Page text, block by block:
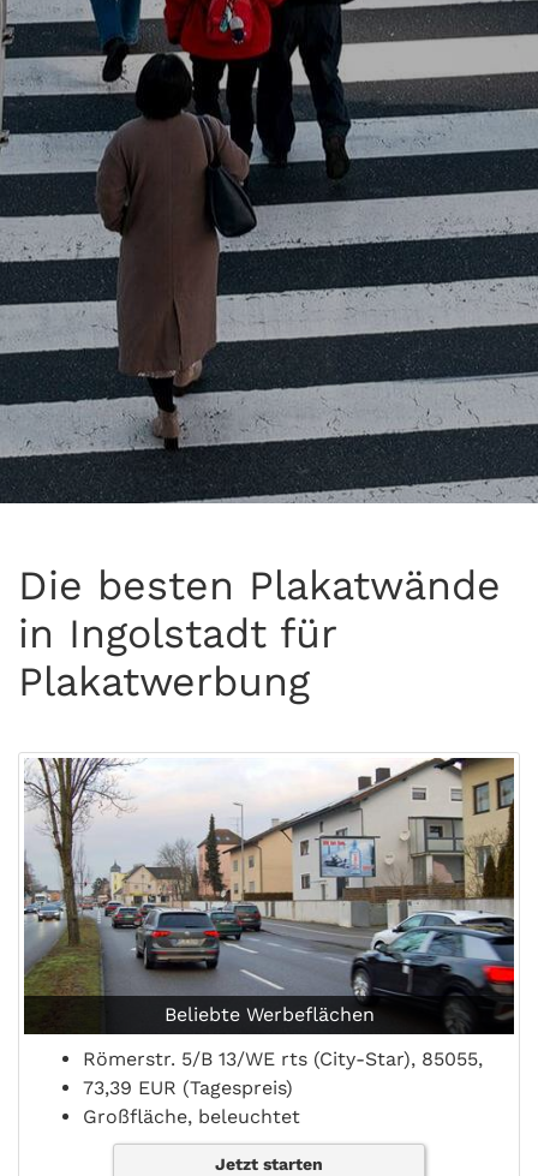
Die besten Plakatwände
in Ingolstadt für
Plakatwerbung
Beliebte Werbeflächen
Römerstr. 5/B 13/WE rts (City-Star), 85055,
73,39 EUR (Tagespreis)
Großfläche, beleuchtet
Jetzt starten